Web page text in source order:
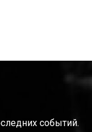
событий.